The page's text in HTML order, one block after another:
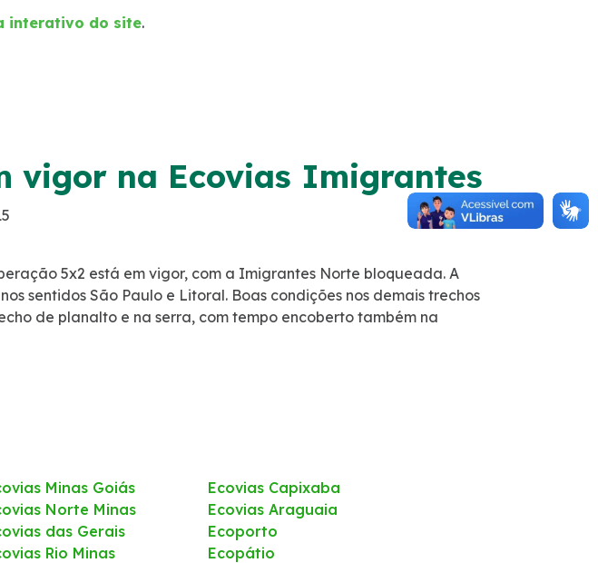
interativo do site.
vigor na Ecovias Imigrantes
5x2 está em vigor, com a Imigrantes Norte bloqueada. A
sentidos São Paulo e Litoral. Boas condições nos demais trechos
de planalto e na serra, com tempo encoberto também na
Minas Goiás
Norte Minas
das Gerais
Rio Minas
Ecovias Capixaba
Ecovias Araguaia
Ecoporto
Ecopátio